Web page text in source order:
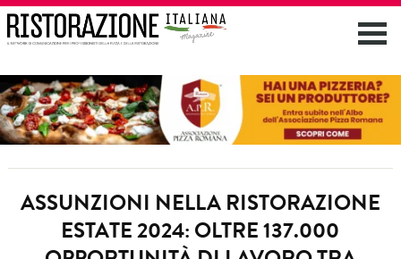
ASSUNZIONI NELLA RISTORAZIONE
ESTATE 2024: OLTRE 137.000